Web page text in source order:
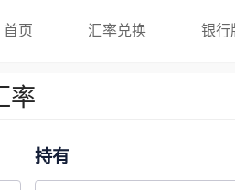
首页 汇率兑换 银行
率
持有